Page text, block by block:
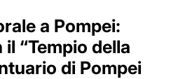
ESPAÑOL
DEUTSCH
POLSKI
a Pompei:
“Tempio della
di Pompei